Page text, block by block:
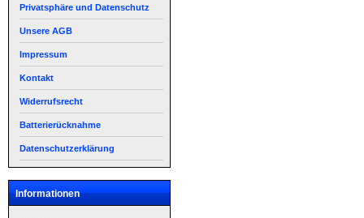
Privatsphäre und Datenschutz
Unsere AGB
Impressum
Kontakt
Widerrufsrecht
Batterierücknahme
Datenschutzerklärung
Informationen